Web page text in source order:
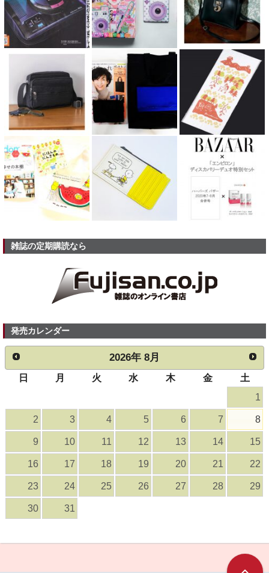
雑誌の定期購読なら
発売カレンダー
2026年 8月
日 月 火 水 木 金
土
1
2 3 4 5 6 7 8
9 10 11 12 13 14 15
16 17 18 19 20 21 22
23 24 25 26 27 28 29
30 31